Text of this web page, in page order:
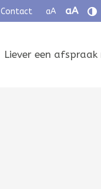
Contact aA aA
Liever een afspraak